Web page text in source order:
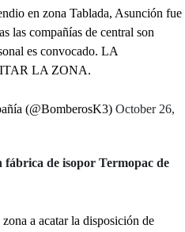
en zona Tablada, Asunción fue
las compañías de central son
es convocado. LA
LA ZONA.
(@BomberosK3) October 26,
de isopor Termopac de
a acatar la disposición de